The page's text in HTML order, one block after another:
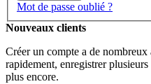
Mot de passe oublié ?
Nouveaux clients
Créer un compte a de
rapidement, enregistrer
plus encore.